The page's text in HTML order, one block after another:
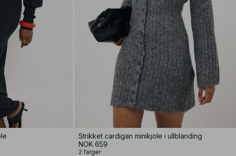
Strikket cardigan minikjole i ullblanding
NOK 659
2 farger